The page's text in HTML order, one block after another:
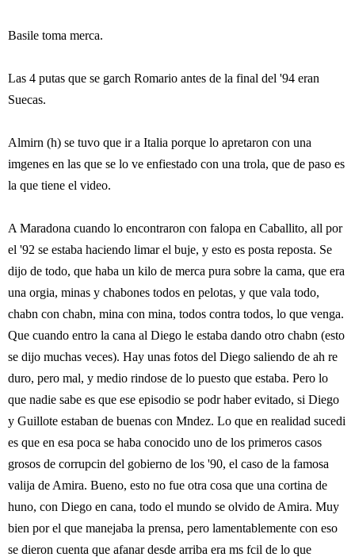
Basile toma merca.
Las 4 putas que se garch Romario antes de la final del '94 eran
Suecas.
Almirn (h) se tuvo que ir a Italia porque lo apretaron con una
imgenes en las que se lo ve enfiestado con una trola, que de paso es
la que tiene el video.
A Maradona cuando lo encontraron con falopa en Caballito, all por
el '92 se estaba haciendo limar el buje, y esto es posta reposta. Se
dijo de todo, que haba un kilo de merca pura sobre la cama, que era
una orgia, minas y chabones todos en pelotas, y que vala todo,
chabn con chabn, mina con mina, todos contra todos, lo que venga.
Que cuando entro la cana al Diego le estaba dando otro chabn (esto
se dijo muchas veces). Hay unas fotos del Diego saliendo de ah re
duro, pero mal, y medio rindose de lo puesto que estaba. Pero lo
que nadie sabe es que ese episodio se podr haber evitado, si Diego
y Guillote estaban de buenas con Mndez. Lo que en realidad sucedi
es que en esa poca se haba conocido uno de los primeros casos
grosos de corrupcin del gobierno de los '90, el caso de la famosa
valija de Amira. Bueno, esto no fue otra cosa que una cortina de
huno, con Diego en cana, todo el mundo se olvido de Amira. Muy
bien por el que manejaba la prensa, pero lamentablemente con eso
se dieron cuenta que afanar desde arriba era ms fcil de lo que